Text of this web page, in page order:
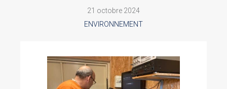
21 octobre 2024
ENVIRONNEMENT